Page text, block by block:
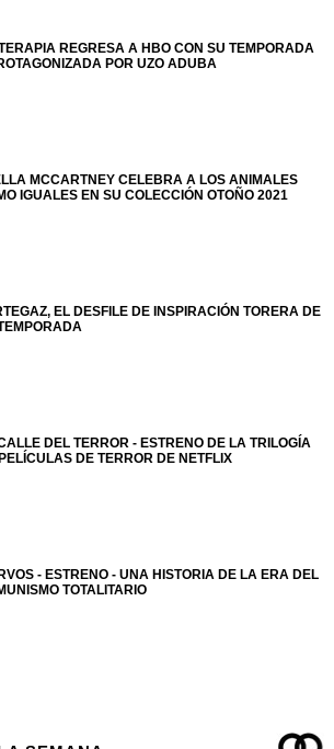
REGRESA A HBO CON SU TEMPORADA
POR UZO ADUBA
MCCARTNEY CELEBRA A LOS ANIMALES
IGUALES EN SU COLECCIÓN OTOÑO 2021
EL DESFILE DE INSPIRACIÓN TORERA DE
DEL TERROR - ESTRENO DE LA TRILOGÍA
DE TERROR DE NETFLIX
- ESTRENO - UNA HISTORIA DE LA ERA DEL
TOTALITARIO